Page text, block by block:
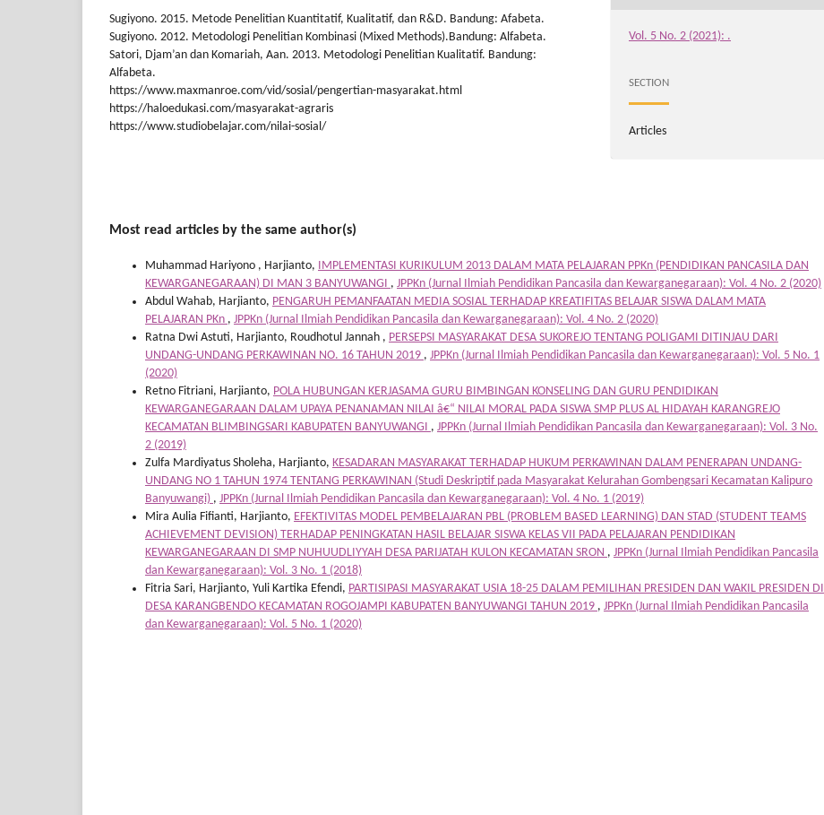
Sugiyono. 2015. Metode Penelitian Kuantitatif, Kualitatif, dan R&D. Bandung: Afabeta.
Sugiyono. 2012. Metodologi Penelitian Kombinasi (Mixed Methods).Bandung: Alfabeta.
Satori, Djam’an dan Komariah, Aan. 2013. Metodologi Penelitian Kualitatif. Bandung:
Alfabeta.
https://www.maxmanroe.com/vid/sosial/pengertian-masyarakat.html
https://haloedukasi.com/masyarakat-agraris
https://www.studiobelajar.com/nilai-sosial/
Vol. 5 No. 2 (2021): .
SECTION
Articles
Most read articles by the same author(s)
Muhammad Hariyono , Harjianto, IMPLEMENTASI KURIKULUM 2013 DALAM MATA PELAJARAN PPKn (PENDIDIKAN PANCASILA DAN
KEWARGANEGARAAN) DI MAN 3 BANYUWANGI , JPPKn (Jurnal Ilmiah Pendidikan Pancasila dan Kewarganegaraan): Vol. 4 No. 2 (2020)
Abdul Wahab, Harjianto, PENGARUH PEMANFAATAN MEDIA SOSIAL TERHADAP KREATIFITAS BELAJAR SISWA DALAM MATA
PELAJARAN PKn , JPPKn (Jurnal Ilmiah Pendidikan Pancasila dan Kewarganegaraan): Vol. 4 No. 2 (2020)
Ratna Dwi Astuti, Harjianto, Roudhotul Jannah , PERSEPSI MASYARAKAT DESA SUKOREJO TENTANG POLIGAMI DITINJAU DARI
UNDANG-UNDANG PERKAWINAN NO. 16 TAHUN 2019 , JPPKn (Jurnal Ilmiah Pendidikan Pancasila dan Kewarganegaraan): Vol. 5 No. 1
(2020)
Retno Fitriani, Harjianto, POLA HUBUNGAN KERJASAMA GURU BIMBINGAN KONSELING DAN GURU PENDIDIKAN
KEWARGANEGARAAN DALAM UPAYA PENANAMAN NILAI â€“ NILAI MORAL PADA SISWA SMP PLUS AL HIDAYAH KARANGREJO
KECAMATAN BLIMBINGSARI KABUPATEN BANYUWANGI , JPPKn (Jurnal Ilmiah Pendidikan Pancasila dan Kewarganegaraan): Vol. 3 No.
2 (2019)
Zulfa Mardiyatus Sholeha, Harjianto, KESADARAN MASYARAKAT TERHADAP HUKUM PERKAWINAN DALAM PENERAPAN UNDANG-
UNDANG NO 1 TAHUN 1974 TENTANG PERKAWINAN (Studi Deskriptif pada Masyarakat Kelurahan Gombengsari Kecamatan Kalipuro
Banyuwangi) , JPPKn (Jurnal Ilmiah Pendidikan Pancasila dan Kewarganegaraan): Vol. 4 No. 1 (2019)
Mira Aulia Fifianti, Harjianto, EFEKTIVITAS MODEL PEMBELAJARAN PBL (PROBLEM BASED LEARNING) DAN STAD (STUDENT TEAMS
ACHIEVEMENT DEVISION) TERHADAP PENINGKATAN HASIL BELAJAR SISWA KELAS VII PADA PELAJARAN PENDIDIKAN
KEWARGANEGARAAN DI SMP NUHUUDLIYYAH DESA PARIJATAH KULON KECAMATAN SRON , JPPKn (Jurnal Ilmiah Pendidikan Pancasila
dan Kewarganegaraan): Vol. 3 No. 1 (2018)
Fitria Sari, Harjianto, Yuli Kartika Efendi, PARTISIPASI MASYARAKAT USIA 18-25 DALAM PEMILIHAN PRESIDEN DAN WAKIL PRESIDEN DI
DESA KARANGBENDO KECAMATAN ROGOJAMPI KABUPATEN BANYUWANGI TAHUN 2019 , JPPKn (Jurnal Ilmiah Pendidikan Pancasila
dan Kewarganegaraan): Vol. 5 No. 1 (2020)